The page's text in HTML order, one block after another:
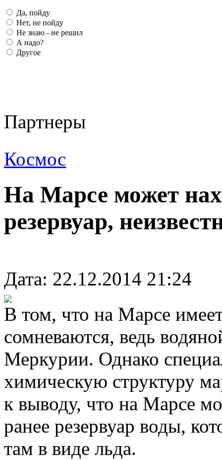
Да, пойду
Нет, не пойду
Не знаю - не решил
А надо?
Другое
Партнеры
Космос
На Марсе может
резервуар,
Дата: 22.12.2014 21:24
В том, что на Марсе
сомневаются, ведь
Меркурии. Однако
химическую структуру
к выводу, что на Марсе
ранее резервуар воды,
там в виде льда.